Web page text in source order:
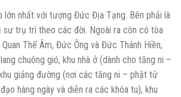
lớn nhất với tượng Đức Địa Tạng. Bên phải là
sư trụ trì theo các đời. Ngoài ra còn có tòa
Thế Âm, Đức Ông và Đức Thánh Hiền,
chuông gió, khu nhà ở (dành cho tăng ni –
giảng đường (nơi các tăng ni – phật tử
hàng ngày và diễn ra các khóa tu), khu